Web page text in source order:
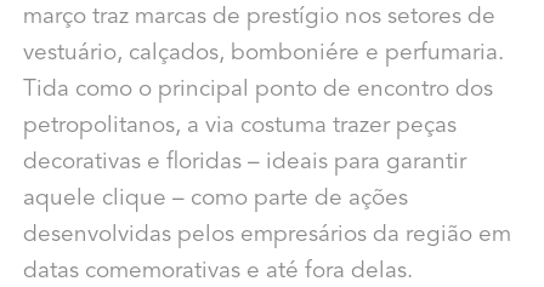
março traz marcas de prestígio nos setores de
vestuário, calçados, bomboniére e perfumaria.
Tida como o principal ponto de encontro dos
petropolitanos, a via costuma trazer peças
decorativas e floridas – ideais para garantir
aquele clique – como parte de ações
desenvolvidas pelos empresários da região em
datas comemorativas e até fora delas.